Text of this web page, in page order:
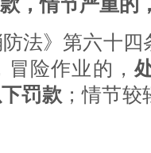
防法》第六十
冒险作业的，
罚款 ；情节